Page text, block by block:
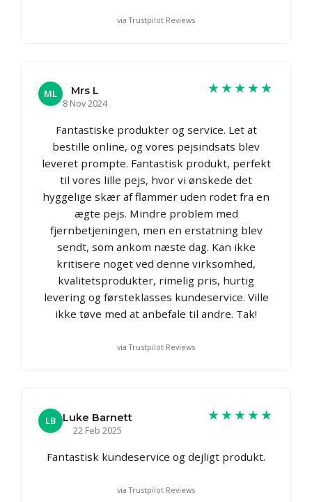
via Trustpilot Reviews
ML
Mrs L
8 Nov 2024
★★★★★
Fantastiske produkter og service. Let at
bestille online, og vores pejsindsats blev
leveret prompte. Fantastisk produkt, perfekt
til vores lille pejs, hvor vi ønskede det
hyggelige skær af flammer uden rodet fra en
ægte pejs. Mindre problem med
fjernbetjeningen, men en erstatning blev
sendt, som ankom næste dag. Kan ikke
kritisere noget ved denne virksomhed,
kvalitetsprodukter, rimelig pris, hurtig
levering og førsteklasses kundeservice. Ville
ikke tøve med at anbefale til andre. Tak!
via Trustpilot Reviews
LB
Luke Barnett
22 Feb 2025
★★★★★
Fantastisk kundeservice og dejligt produkt.
via Trustpilot Reviews